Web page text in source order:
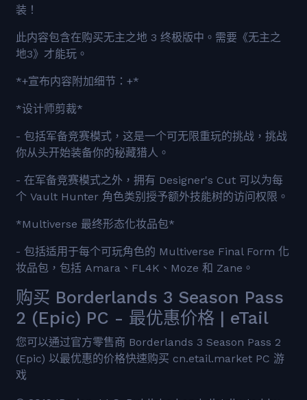
装！
此内容包含在购买无主之地 3 终极版中。需要《无主之
地3》才能玩。
*+宣布内容附加细节：+*
*设计师剪裁*
- 包括军备竞赛模式，这是一个可无限重玩的挑战，挑战
你从头开始装备你的秘藏猎人。
- 在军备竞赛模式之外，拥有 Designer's Cut 可以为每
个 Vault Hunter 角色类别授予额外技能树的访问权限。
*Multiverse 最终形态化妆品包*
- 包括适用于每个可玩角色的 Multiverse Final Form 化
妆品包，包括 Amara、FL4K、Moze 和 Zane。
购买 Borderlands 3 Season Pass
2 (Epic) PC - 最优惠价格 | eTail
您可以通过官方零售商 Borderlands 3 Season Pass 2
(Epic) 以最优惠的价格快速购买 cn.etail.market PC 游
戏